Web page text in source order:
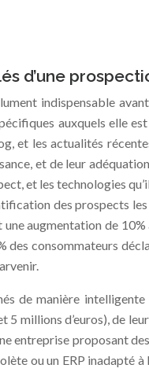
d’une
indispensable
auxquels elle
et les actualités
et de leur
et les technologies
des prospects
augmentation de
consommateurs
de manière
millions d’euros), de
entreprise proposant
ou un ERP inadapté